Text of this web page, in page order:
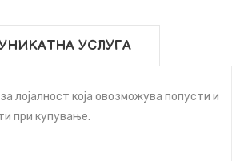
УСЛУГА
лојалност која овозможува попусти и
при купување.